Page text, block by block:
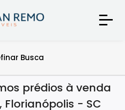
Busca
prédios à venda
Florianópolis - SC